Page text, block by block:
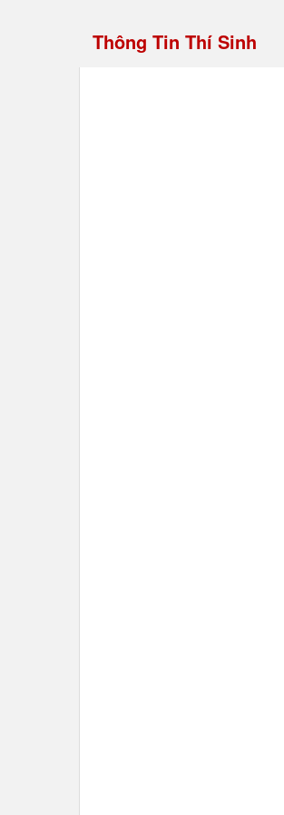
Thông Tin Thí Sinh